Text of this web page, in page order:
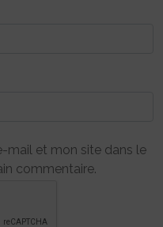
mail et mon site dans le
commentaire.